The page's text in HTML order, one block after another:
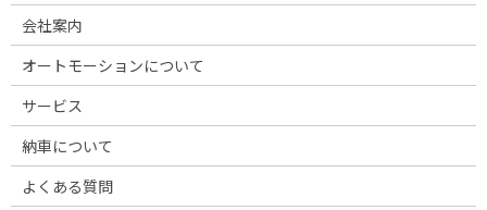
会社案内
オートモーションについて
サービス
納車について
よくある質問